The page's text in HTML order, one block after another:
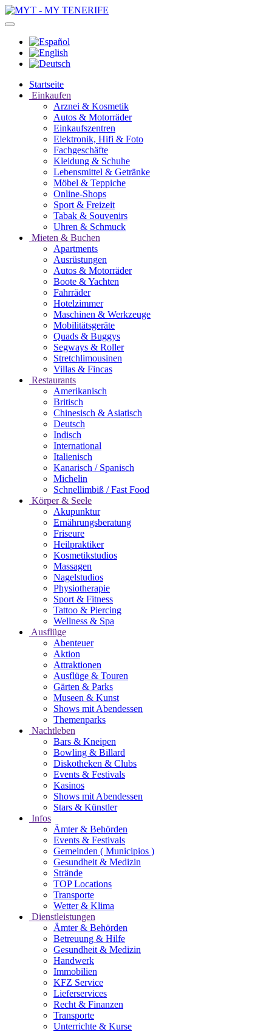
Startseite
Einkaufen
Arznei & Kosmetik
Autos & Motorräder
Einkaufszentren
Elektronik, Hifi & Foto
Fachgeschäfte
Kleidung & Schuhe
Lebensmittel & Getränke
Möbel & Teppiche
Online-Shops
Sport & Freizeit
Tabak & Souvenirs
Uhren & Schmuck
Mieten & Buchen
Apartments
Ausrüstungen
Autos & Motorräder
Boote & Yachten
Fahrräder
Hotelzimmer
Maschinen & Werkzeuge
Mobilitätsgeräte
Quads & Buggys
Segways & Roller
Stretchlimousinen
Villas & Fincas
Restaurants
Amerikanisch
Britisch
Chinesisch & Asiatisch
Deutsch
Indisch
International
Italienisch
Kanarisch / Spanisch
Michelin
Schnellimbiß / Fast Food
Körper & Seele
Akupunktur
Ernährungsberatung
Friseure
Heilpraktiker
Kosmetikstudios
Massagen
Nagelstudios
Physiotherapie
Sport & Fitness
Tattoo & Piercing
Wellness & Spa
Ausflüge
Abenteuer
Aktion
Attraktionen
Ausflüge & Touren
Gärten & Parks
Museen & Kunst
Shows mit Abendessen
Themenparks
Nachtleben
Bars & Kneipen
Bowling & Billard
Diskotheken & Clubs
Events & Festivals
Kasinos
Shows mit Abendessen
Stars & Künstler
Infos
Ämter & Behörden
Events & Festivals
Gemeinden ( Municipios )
Gesundheit & Medizin
Strände
TOP Locations
Transporte
Wetter & Klima
Dienstleistungen
Ämter & Behörden
Betreuung & Hilfe
Gesundheit & Medizin
Handwerk
Immobilien
KFZ Service
Lieferservices
Recht & Finanzen
Transporte
Unterrichte & Kurse